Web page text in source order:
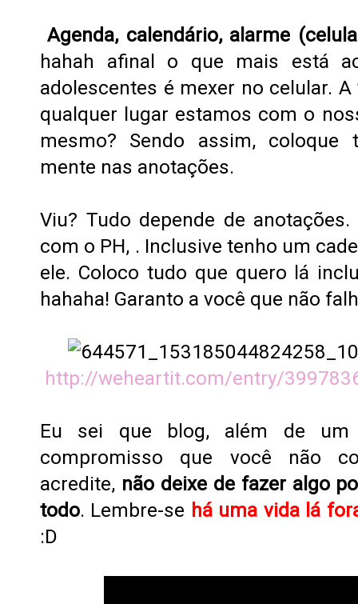
Agenda, calendário, alarme
hahah afinal o que mais está
adolescentes é mexer no celular.
qualquer lugar estamos com o
mesmo? Sendo assim,
mente nas anotações.
Viu? Tudo depende de
com o PH, . Inclusive tenho um
ele. Coloco tudo que quero lá
hahaha! Garanto a você que não
http://weheartit.com/entry/
Eu sei que blog, além de
compromisso que você não
acredite, não deixe de fazer algo
todo. Lembre-se há uma vida lá
:D